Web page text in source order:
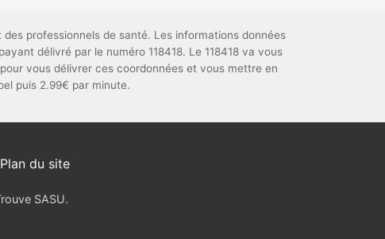
professionnels de santé. Les informations données
délivré par le numéro 118418. Le 118418 va vous
vous délivrer ces coordonnées et vous mettre en
puis 2.99€ par minute.
Plan du site
SASU.